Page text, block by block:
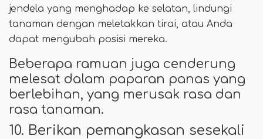
jendela yang menghadap ke selatan, lindungi
tanaman dengan meletakkan tirai, atau Anda
dapat mengubah posisi mereka.
Beberapa ramuan juga cenderung
melesat dalam paparan panas yang
berlebihan, yang merusak rasa dan
rasa tanaman.
10. Berikan pemangkasan sesekali